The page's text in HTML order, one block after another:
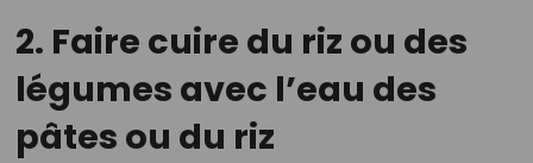
2. Faire cuire du riz ou des
légumes avec l’eau des
pâtes ou du riz